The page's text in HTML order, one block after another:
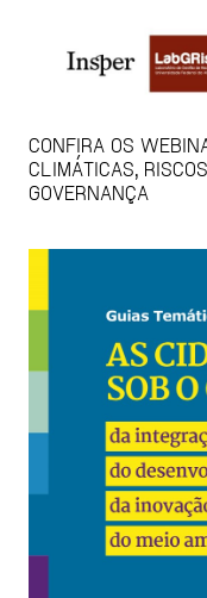
CONFIRA OS
CLIMÁTICAS,
GOVERNANÇA